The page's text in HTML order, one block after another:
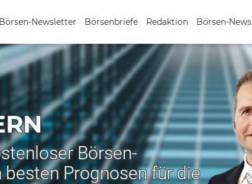
Newsletter Börsenbriefe Redaktion Börsen-News
Börsen-
Prognosen für die